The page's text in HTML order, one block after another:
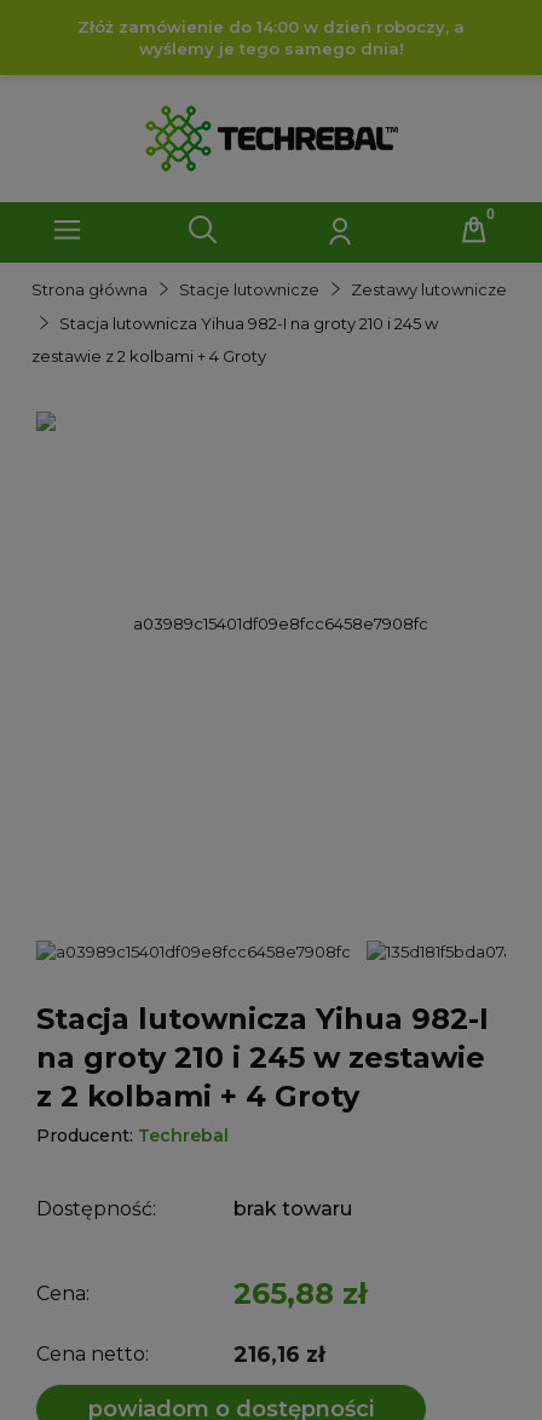
Złóż zamówienie do 14:00 w dzień roboczy, a
wyślemy je tego samego dnia!
Strona główna Stacje lutownicze
Zestawy lutownicze
Stacja lutownicza Yihua 982-I na groty 210 i 245 w
zestawie z 2 kolbami + 4 Groty
Stacja lutownicza Yihua 982-I
na groty 210 i 245 w zestawie
z 2 kolbami + 4 Groty
Producent: Techrebal
Dostępność: brak towaru
Cena: 265,88 zł
Cena netto: 216,16 zł
powiadom o dostępności